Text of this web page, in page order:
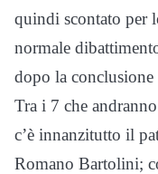
quindi scontato per
normale
dopo la
Tra i 7 che
c’è innanzitutto il
Romano Bartolini;